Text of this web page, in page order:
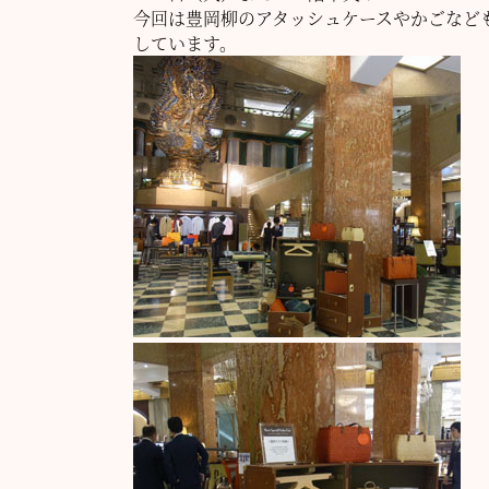
今回は豊岡柳のアタッシュケースやかごな
しています。